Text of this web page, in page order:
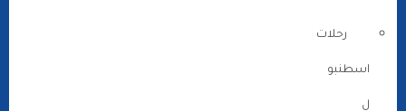
رحلات
اسطنبو
ل